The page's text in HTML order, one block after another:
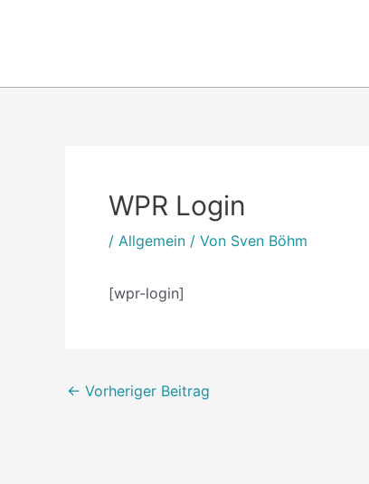
WPR Login
/ Allgemein / Von Sven Böhm
[wpr-login]
← Vorheriger Beitrag